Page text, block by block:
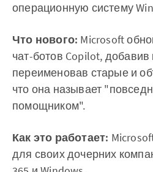
операционную систему
Что нового: Microsoft
чат-ботов Copilot,
переименовав старые и
что она называет
помощником".
Как это работает:
для своих дочерних